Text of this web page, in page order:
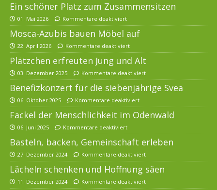
Ein schöner Platz zum Zusammensitzen
01. Mai 2026 Kommentare deaktiviert
Mosca-Azubis bauen Möbel auf
22. April 2026 Kommentare deaktiviert
Plätzchen erfreuten Jung und Alt
03. Dezember 2025 Kommentare deaktiviert
Benefizkonzert für die siebenjährige Svea
06. Oktober 2025 Kommentare deaktiviert
Fackel der Menschlichkeit im Odenwald
06. Juni 2025 Kommentare deaktiviert
Basteln, backen, Gemeinschaft erleben
27. Dezember 2024 Kommentare deaktiviert
Lächeln schenken und Hoffnung säen
11. Dezember 2024 Kommentare deaktiviert